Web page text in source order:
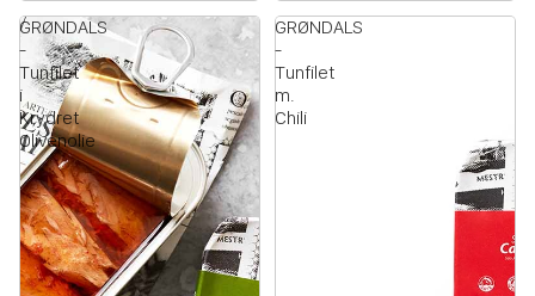
GRØNDALS
-
Tunfilet
i
Krydret
Olivenolie
GRØNDALS
-
Tunfilet
m.
Chili